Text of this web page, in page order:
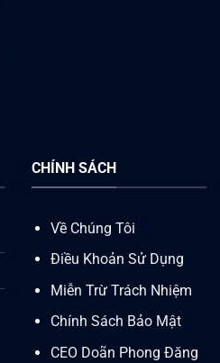
CHÍNH SÁCH
Về Chúng Tôi
Điều Khoản Sử Dụng
Miễn Trừ Trách Nhiệm
Chính Sách Bảo Mật
CEO Doãn Phong Đăng